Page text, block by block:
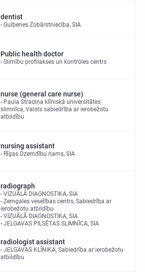
dentist
Gulbenes Zobārstniecība, SIA
Public health doctor
Slimību profilakses un kontroles centrs
nurse (general care nurse)
Paula Stradiņa klīniskā universitātes
slimnīca, Valsts sabiedrība ar ierobežotu
atbildību
nursing assistant
Rīgas Dzemdību nams, SIA
radiograph
VIZUĀLĀ DIAGNOSTIKA, SIA
Zemgales veselības centrs, Sabiedrība ar
ierobežotu atbildību
VIZUĀLĀ DIAGNOSTIKA, SIA
JELGAVAS PILSĒTAS SLIMNĪCA, SIA
radiologist assistant
JELGAVAS KLĪNIKA, Sabiedrība ar ierobežotu
atbildību